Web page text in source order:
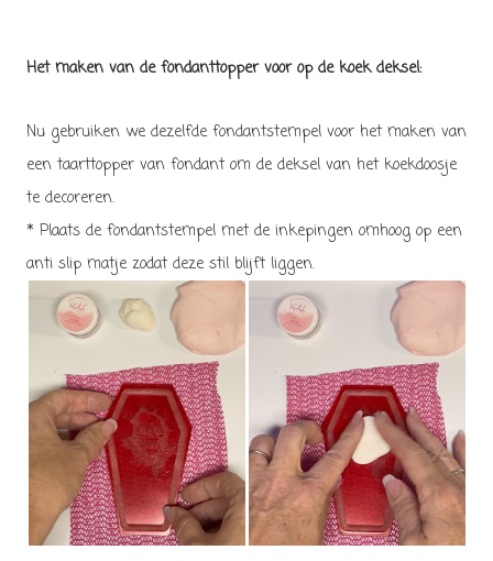
Het maken van de fondanttopper voor op de koek deksel:
Nu gebruiken we dezelfde fondantstempel voor het maken van
een taarttopper van fondant om de deksel van het koekdoosje
te decoreren.
* Plaats de fondantstempel met de inkepingen omhoog op een
anti slip matje zodat deze stil blijft liggen.